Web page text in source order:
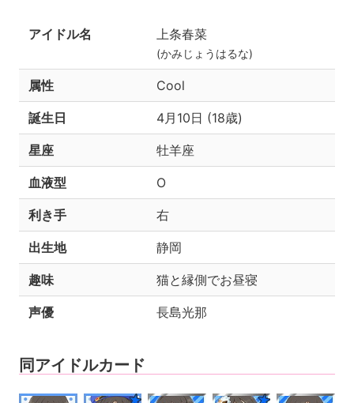
アイドル名 上条春菜
(かみじょうはるな)
属性 Cool
誕生日 4月10日 (18歳)
星座 牡羊座
血液型 O
利き手 右
出生地 静岡
趣味 猫と縁側でお昼寝
声優 長島光那
同アイドルカード